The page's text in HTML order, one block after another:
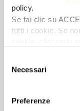
policy.
Se fai clic su
tutti i cookie. Se
desideri accettare
delNecessari
Preferenze